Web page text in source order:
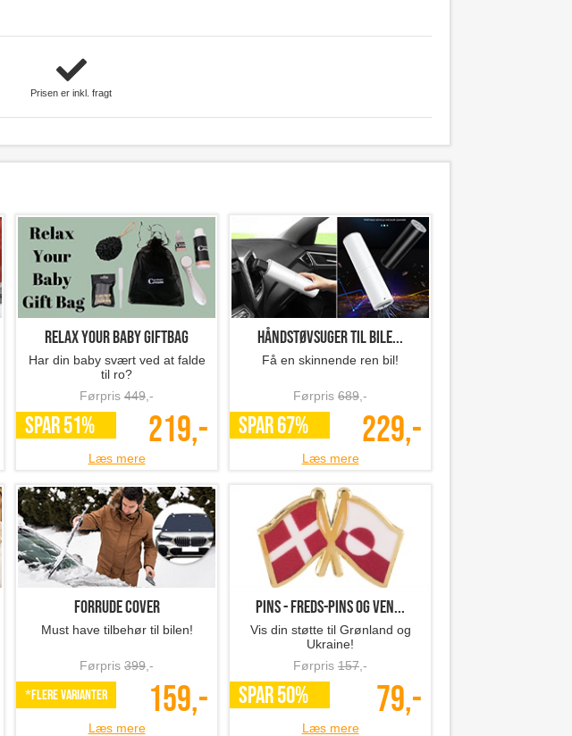
Prisen er inkl. fragt
Relax your baby giftbag
Har din baby svært ved at falde
til ro?
Førpris 449 ,-
SPAR 51% 219,-
Læs mere
Håndstøvsuger til bile...
Få en skinnende ren bil!
Førpris 689 ,-
SPAR 67% 229,-
Læs mere
Forrude cover
Must have tilbehør til bilen!
Førpris 399 ,-
*Flere varianter 159,-
Læs mere
Pins - Freds-pins og ven...
Vis din støtte til Grønland og
Ukraine!
Førpris 157 ,-
SPAR 50% 79,-
Læs mere